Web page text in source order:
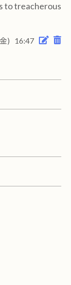
to treacherous
) 16:47